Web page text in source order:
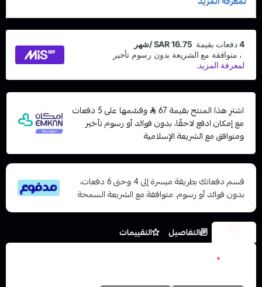
اشترِ هذا المنتج بقيمة 67
وقسّمها على 5 دفعات
مع إمكان ادفع لاحقًا، بدون فوائد أو رسوم تأخير
ومتوافق مع الشريعة الإسلامية
قسم دفعاتك بطريقة ميسرة إلى 4 وحتى 6 دفعات،
بدون فوائد أو رسوم. متوافقة مع الشريعة السمحة
التفاصيل
التقييمات
*